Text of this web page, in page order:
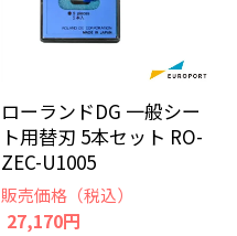
ローランドDG 一般シー
ト用替刃 5本セット RO-
ZEC-U1005
販売価格（税込）
27,170円